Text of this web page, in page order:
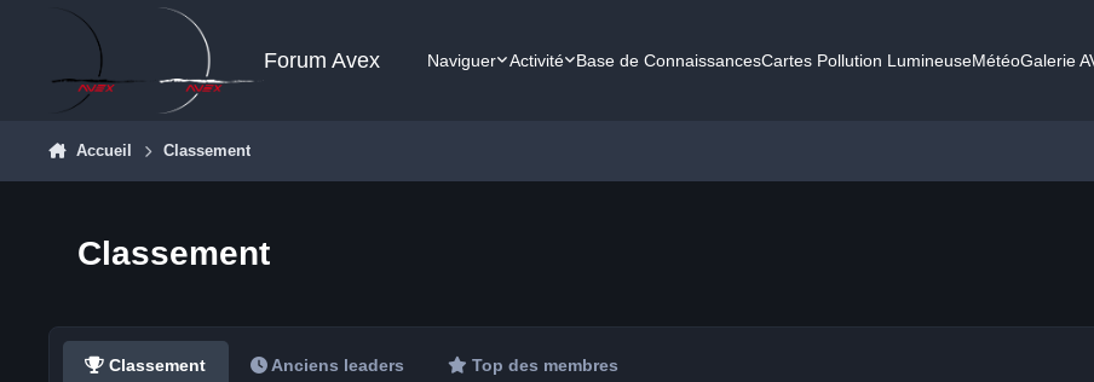
Aller au contenu
Forum Avex Naviguer Activité Base de ConnaissancesCartes Pollution LumineuseMétéoGalerie
Accueil Classement
Classement
Classement Anciens leaders Top des membres